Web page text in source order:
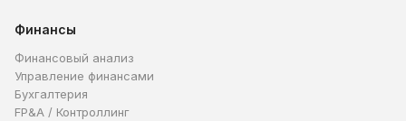
Финансы
Финансовый анализ
Управление финансами
Бухгалтерия
FP&A / Контроллинг